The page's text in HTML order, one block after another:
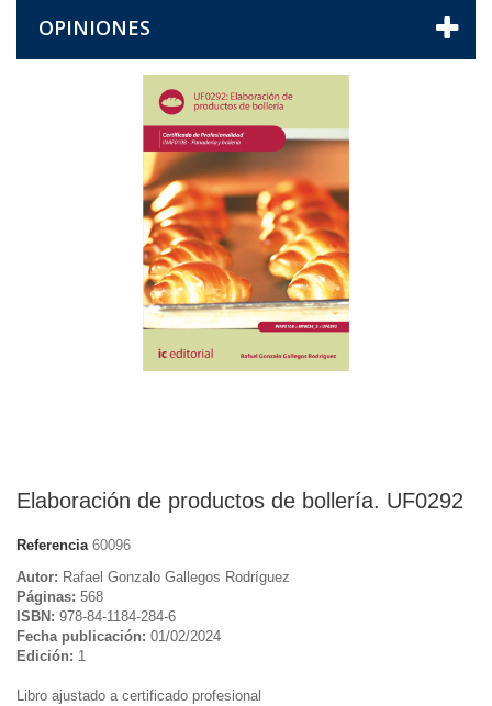
OPINIONES
Elaboración de productos de bollería. UF0292
Referencia 60096
Autor: Rafael Gonzalo Gallegos Rodríguez
Páginas: 568
ISBN: 978-84-1184-284-6
Fecha publicación: 01/02/2024
Edición: 1
Libro ajustado a certificado profesional